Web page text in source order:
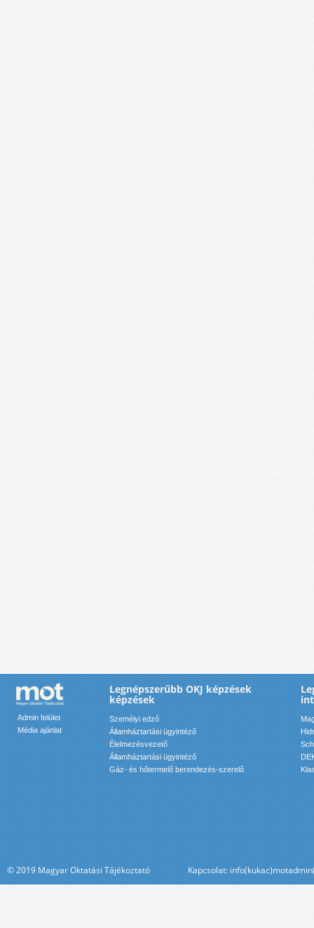
Admin felület
Média ajánlat
Legnépszerűbb OKJ képzések
képzések
Személyi edző
Államháztartási ügyintéző
Élelmezésvezető
Államháztartási ügyintéző
Gáz- és hőtermelő berendezés-szerelő
© 2019 Magyar Oktatási Tájékoztató Kapcsolat: